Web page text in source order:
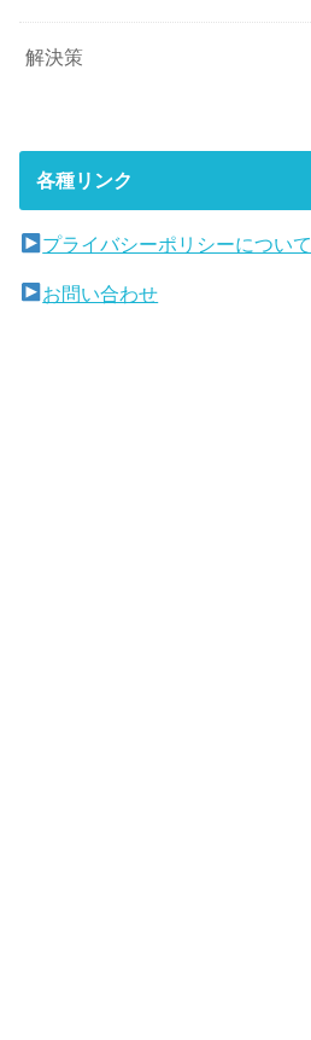
解決策
各種リンク
プライバシーポリシーについて
お問い合わせ